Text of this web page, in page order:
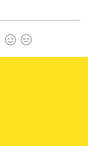
Ja